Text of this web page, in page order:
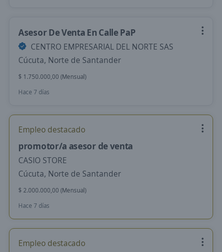
Asesor De Venta En Calle PaP
CENTRO EMPRESARIAL DEL NORTE SAS
Cúcuta, Norte de Santander
$ 1.750.000,00 (Mensual)
Hace 7 días
Empleo destacado
promotor/a asesor de venta
CASIO STORE
Cúcuta, Norte de Santander
$ 2.000.000,00 (Mensual)
Hace 7 días
Empleo destacado